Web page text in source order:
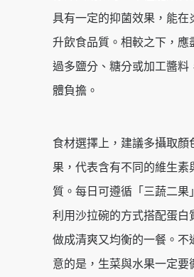
具有一定的抑菌效果，能在
升飲食品質。相較之下，應
過多鹽分、糖分或加工醬料
體負擔。
食材選擇上，建議多攝取顏
果，代表含有不同的維生素
質。每日可遵循「三蔬二果
利用沙拉碗的方式搭配蛋白
做成清爽又均衡的一餐。不
意的是，生菜與水果一定要